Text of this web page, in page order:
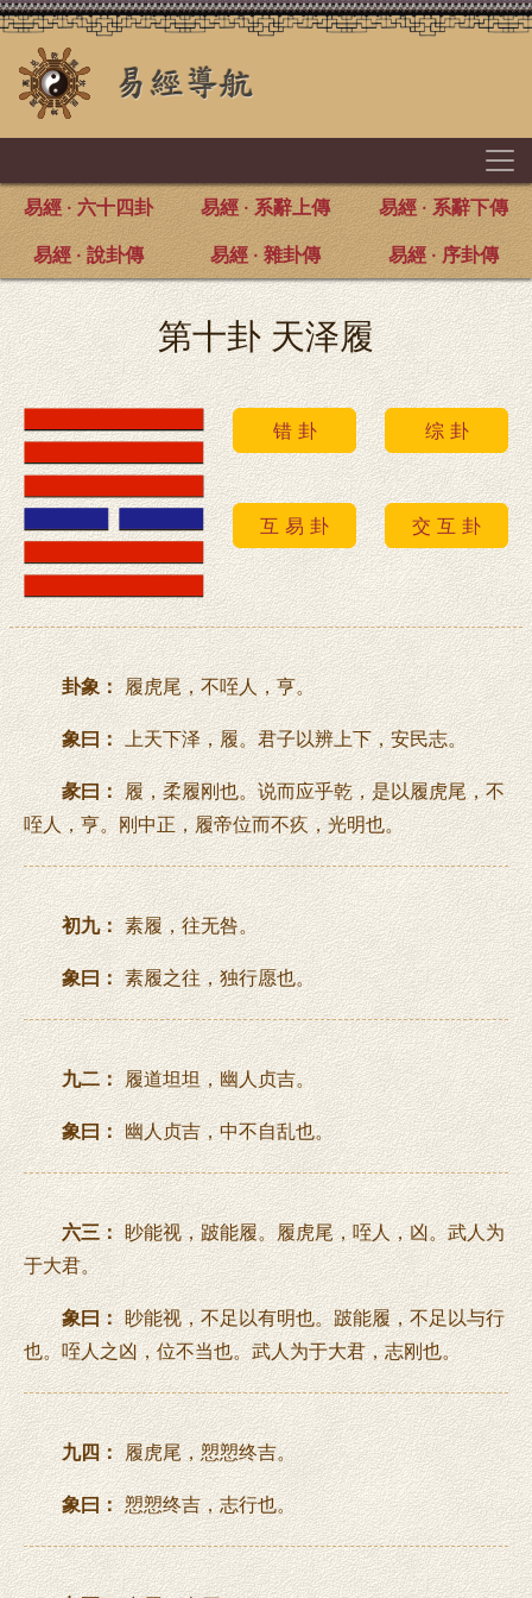
易經 · 六十四卦 易經 · 系辭上傳
易經 · 系辭下傳
易經 · 說卦傳
易經 · 雜卦傳 易經 · 序卦傳
第十卦 天泽履
错 卦 综 卦
互 易 卦 交 互 卦
卦象：履虎尾，不咥人，亨。
象曰：上天下泽，履。君子以辨上下，安民志。
彖曰：履，柔履刚也。说而应乎乾，是以履虎尾，不
咥人，亨。刚中正，履帝位而不疚，光明也。
初九：素履，往无咎。
象曰： 素履之往，独行愿也。
九二：履道坦坦，幽人贞吉。
象曰：幽人贞吉，中不自乱也。
六三：眇能视，跛能履。履虎尾，咥人，凶。武人为
于大君。
象曰：眇能视，不足以有明也。跛能履，不足以与行
也。咥人之凶，位不当也。武人为于大君，志刚也。
九四：履虎尾，愬愬终吉。
象曰：愬愬终吉，志行也。